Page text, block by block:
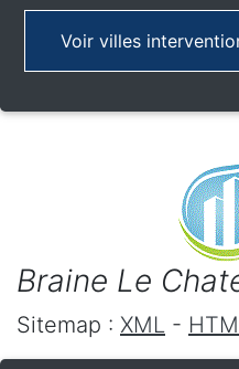
Voir villes
Braine Le
Sitemap : XML -